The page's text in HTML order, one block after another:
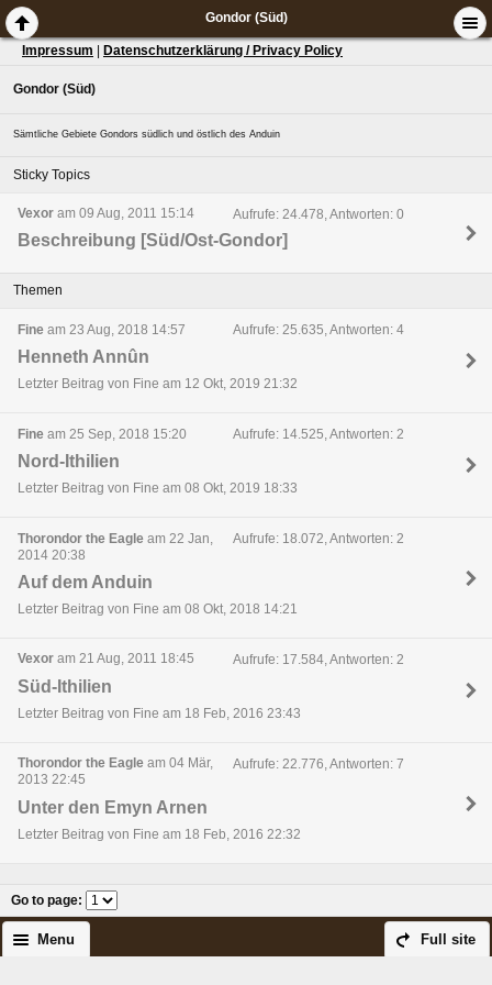
Gondor (Süd)
Impressum Datenschutzerklärung / Privacy Policy
Gondor (Süd)
Sämtliche Gebiete Gondors südlich und östlich des Anduin
Sticky Topics
Vexor am 09 Aug, 2011 15:14 Aufrufe: 24.478, Antworten: 0
Beschreibung [Süd/Ost-Gondor]
Themen
Fine am 23 Aug, 2018 14:57 Aufrufe: 25.635, Antworten: 4
Henneth Annûn
Letzter Beitrag von Fine am 12 Okt, 2019 21:32
Fine am 25 Sep, 2018 15:20 Aufrufe: 14.525, Antworten: 2
Nord-Ithilien
Letzter Beitrag von Fine am 08 Okt, 2019 18:33
Thorondor the Eagle am 22 Jan,
2014 20:38
Aufrufe: 18.072, Antworten: 2
Auf dem Anduin
Letzter Beitrag von Fine am 08 Okt, 2018 14:21
Vexor am 21 Aug, 2011 18:45 Aufrufe: 17.584, Antworten: 2
Süd-Ithilien
Letzter Beitrag von Fine am 18 Feb, 2016 23:43
Thorondor the Eagle am 04 Mär,
2013 22:45
Aufrufe: 22.776, Antworten: 7
Unter den Emyn Arnen
Letzter Beitrag von Fine am 18 Feb, 2016 22:32
Go to page:
Full site
Menu